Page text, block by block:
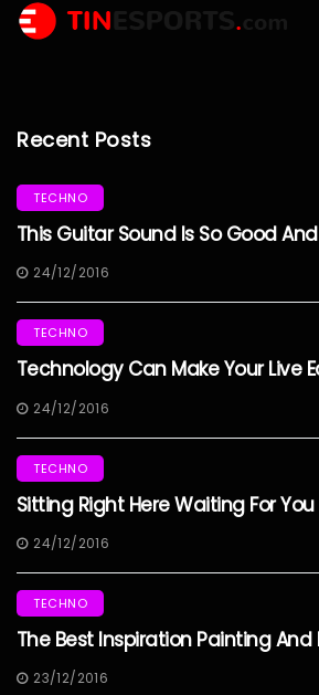
Recent Posts
TECHNO
This Guitar Sound Is So Good
24/12/2016
TECHNO
Technology Can Make Your Live
24/12/2016
TECHNO
Sitting Right Here Waiting For
24/12/2016
TECHNO
The Best Inspiration Painting And
23/12/2016